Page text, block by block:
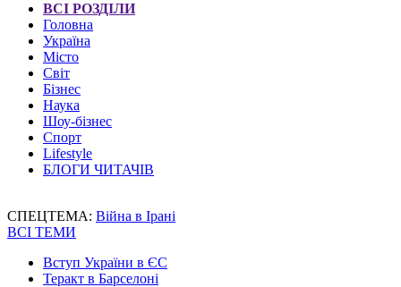
ВСІ РОЗДІЛИ
Головна
Україна
Місто
Світ
Бізнес
Наука
Шоу-бізнес
Спорт
Lifestyle
БЛОГИ ЧИТАЧІВ
СПЕЦТЕМА: Війна в Ірані
ВСІ ТЕМИ
Вступ України в ЄС
Теракт в Барселоні